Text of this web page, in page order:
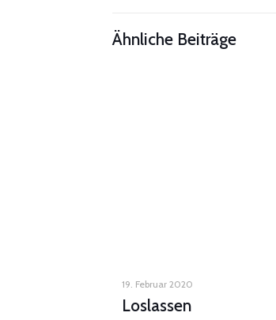
Ähnliche Beiträge
19. Februar 2020
Loslassen